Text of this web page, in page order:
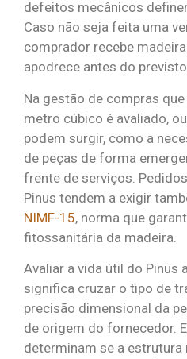
defeitos mecânicos
Caso não seja feita uma
comprador recebe
apodrece antes do
Na gestão de compras
metro cúbico é avaliado,
podem surgir, como a
de peças de forma
frente de serviços.
Pinus tendem a exigir
NIMF-15, norma que
fitossanitária da madeira.
Avaliar a vida útil do Pinus
significa cruzar o tipo de
precisão dimensional da
de origem do fornecedor.
determinam se a estrutura